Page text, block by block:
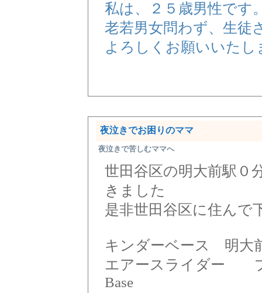
私は、２５歳男性です
老若男女問わず、生徒
よろしくお願いいたし
夜泣きでお困りのママ
夜泣きで苦しむママへ
世田谷区の明大前駅０
きました
是非世田谷区に住んで
キンダーベース
エアースライダ
Base